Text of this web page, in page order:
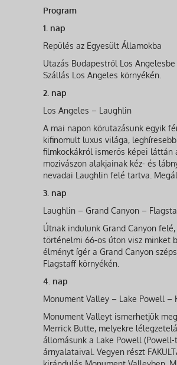
Program
1. nap
Repülés az Egyesült Államokba
Utazás Budapestről Los
Szállás Los Angeles környékén.
2. nap
Los Angeles – Laughlin
A mai napon körutazásunk egyik
kifinomult luxus világa,
filmkockákról ismerős képei láttán
mozivászon alakjainak kéz- és
nevadai Laughlin felé tartva.
3. nap
Laughlin – Grand Canyon –
Útnak indulunk Grand Canyon
történelmi 66-os úton visz minket
élményt ígér a Grand Canyon
Flagstaff környékén.
4. nap
Monument Valley – Lake Powell –
Monument Valleyt ismerhetjük
Merrick Butte, melyekre
állomásunk a Lake Powell
árnyalataival. Vegyen részt